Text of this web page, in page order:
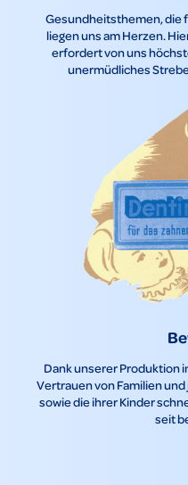
Gesundheitsthemen, die
liegen uns am Herzen.
erfordert von uns
unermüdliches
Dank unserer Produktion
Vertrauen von Familien
sowie die ihrer Kinder
seit